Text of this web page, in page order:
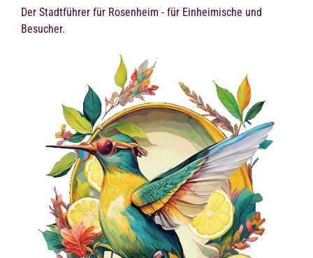
Der Stadtführer für Rosenheim - für Einheimische und
Besucher.